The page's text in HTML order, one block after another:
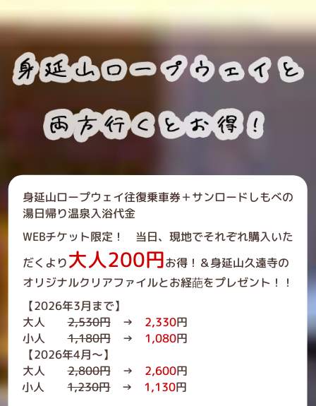
身延山ロープウェイ往復乗車券＋サンロードしもべの
湯日帰り温泉入浴代金
WEBチケット限定！ 当日、現地でそれぞれ購入いた
だくより大人200円お得！＆身延山久遠寺の
オリジナルクリアファイルとお経葩をプレゼント！！
【2026年3月まで】
大人2,530円→ 2,330円
小人1,180円→ 1,080円
【2026年4月～】
大人2,800円→ 2,600円
小人1,230円→ 1,130円